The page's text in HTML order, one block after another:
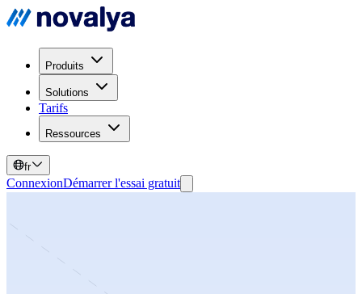
Produits
Solutions
Tarifs
Ressources
fr
ConnexionDémarrer l'essai gratuit